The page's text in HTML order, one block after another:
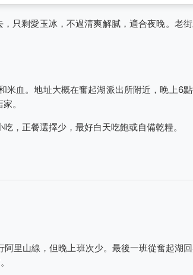
只剩愛玉冰，不過清爽解膩，適合夜晚。老
米血。地址大概在奮起湖派出所附近，晚上6
。
，正餐選擇少，最好白天吃飽或自備乾糧。
里山線，但晚上班次少。最後一班從奮起湖